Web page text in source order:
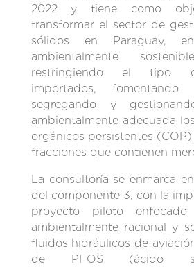
2022 y tiene como
transformar el sector de
sólidos en Paraguay,
ambientalmente
restringiendo el tipo
importados, fomentando
segregando y
ambientalmente adecuada
orgánicos persistentes
fracciones que contienen
La consultoría se enmarca
del componente 3, con la
proyecto piloto
ambientalmente racional y
fluidos hidráulicos de
de PFOS (ácido